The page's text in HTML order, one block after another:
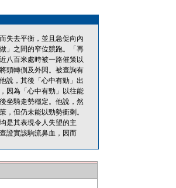
失去平衡，並且急促向內
」之間的窄位競跑。「再
八百米處時被一路催策以
頭轉側及外閃。被查詢有
說，其後「心中有勁」出
因為「心中有勁」以往能
坐騎走勢穩定。他說，然
，但仍未能以勁勢衝刺。
是其表現令人失望的主
證實該駒流鼻血，因而